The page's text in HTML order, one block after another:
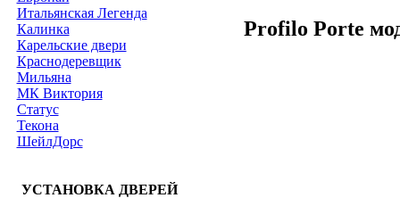
Итальянская Легенда
Калинка
Карельские двери
Краснодеревщик
Мильяна
МК Виктория
Статус
Текона
ШейлДорс
УСТАНОВКА ДВЕРЕЙ
Profilo Porte